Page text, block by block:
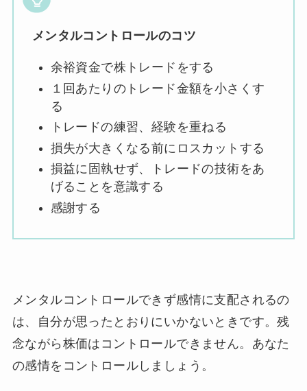
メンタルコントロールのコツ
余裕資金で株トレードをする
１回あたりのトレード金額を小さくす
る
トレードの練習、経験を重ねる
損失が大きくなる前にロスカットする
損益に固執せず、トレードの技術をあ
げることを意識する
感謝する
メンタルコントロールできず感情に支配されるの
は、自分が思ったとおりにいかないときです。残
念ながら株価はコントロールできません。あなた
の感情をコントロールしましょう。